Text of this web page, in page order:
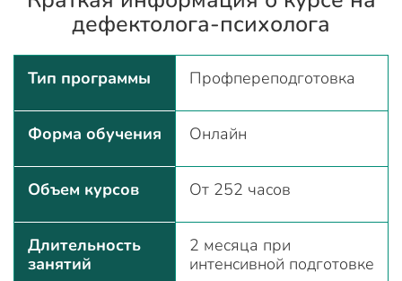
дефектолога-психолога
Тип программы Профпереподготовка
Форма обучения Онлайн
Объем курсов От 252 часов
Длительность
занятий
2 месяца при
интенсивной подготовке